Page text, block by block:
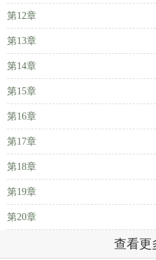
第12章
第13章
第14章
第15章
第16章
第17章
第18章
第19章
第20章
查看更